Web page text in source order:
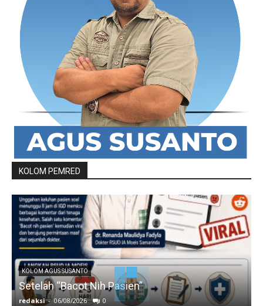
KOLOM PEMRED
KOLOM AGUS SUSANTO
Setelah “Bacot Nih Pasien”
redaksi - 06/08/2026 0